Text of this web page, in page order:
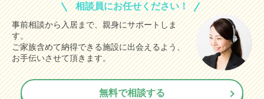
相談員にお任せください！
事前相談から入居まで、親身にサポートしま
す。
ご家族含めて納得できる施設に出会えるよう、
お手伝いさせて頂きます。
無料で相談する